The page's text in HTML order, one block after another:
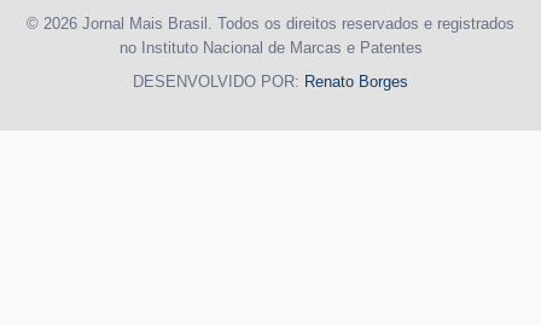
© 2026 Jornal Mais Brasil. Todos os direitos reservados e registrados
no Instituto Nacional de Marcas e Patentes
DESENVOLVIDO POR: Renato Borges